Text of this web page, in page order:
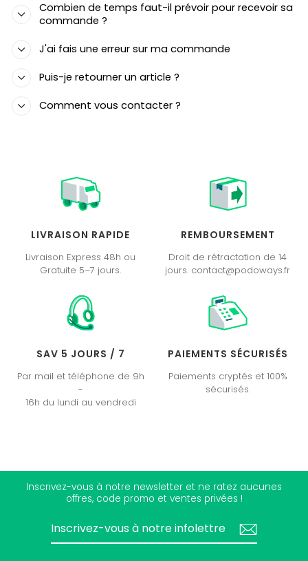
Combien de temps faut-il prévoir pour recevoir sa
commande ?
J'ai fais une erreur sur ma commande
Puis-je retourner un article ?
Comment vous contacter ?
LIVRAISON RAPIDE
Livraison Express 48h ou
Gratuite 5–7 jours.
REMBOURSEMENT
Droit de rétractation de 14
jours. contact@podoways.fr
SAV 5 JOURS / 7
Par mail et téléphone de 9h
-
16h du lundi au vendredi
PAIEMENTS SÉCURISÉS
Paiements cryptés et 100%
sécurisés.
Inscrivez-vous à notre newsletter et ne ratez aucunes
offres, code promo et ventes privées !